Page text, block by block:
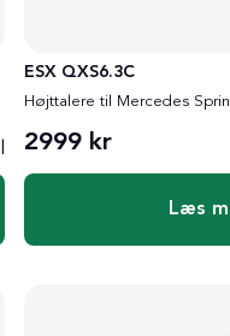
ESX QXS6.3C
Højttalere til Mercedes
2999 kr
Læs